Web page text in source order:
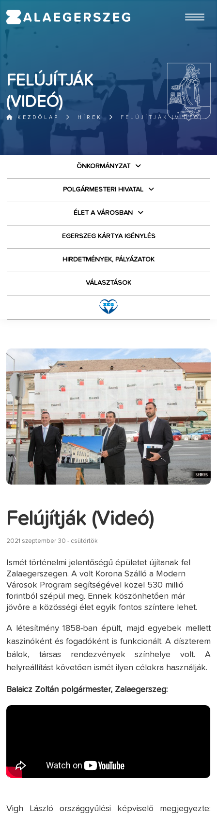
FELÚJÍTJÁK
(VIDEÓ)
KEZDŐLAP HÍREK FELÚJÍTJÁK (VIDEÓ)
ÖNKORMÁNYZAT
POLGÁRMESTERI HIVATAL
ÉLET A VÁROSBAN
EGERSZEG KÁRTYA IGÉNYLÉS
HIRDETMÉNYEK, PÁLYÁZATOK
VÁLASZTÁSOK
Felújítják (Videó)
2021 szeptember 30 - csütörtök
Ismét történelmi jelentőségű épületet újítanak fel
Zalaegerszegen. A volt Korona Szálló a Modern
Városok Program segítségével közel 530 millió
forintból szépül meg. Ennek köszönhetően már
jövőre a közösségi élet egyik fontos színtere lehet.
A létesítmény 1858-ban épült, majd egyebek mellett
kaszinóként és fogadóként is funkcionált. A díszterem
bálok, társas rendezvények színhelye volt. A
helyreállítást követően ismét ilyen célokra használják.
Balaicz Zoltán polgármester, Zalaegerszeg:
Vigh László országgyűlési képviselő megjegyezte: